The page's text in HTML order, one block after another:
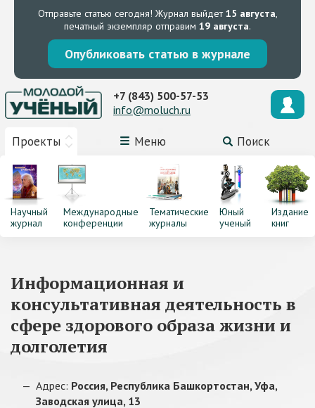
Отправьте статью сегодня! Журнал выйдет15 августа,
печатный экземпляр отправим 19 августа.
Опубликовать статью в журнале
Проекты Меню Поиск
+7 (843) 500-57-53
info@moluch.ru
Научный
журнал
Международные
конференции
Тематические
журналы
Юный
ученый
Издание
книг
Информационная и
консультативная деятельность в
сфере здорового образа жизни и
долголетия
Адрес: Россия, Республика Башкортостан, Уфа,
Заводская улица, 13